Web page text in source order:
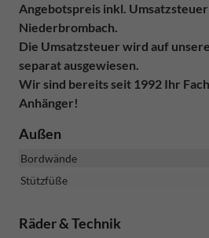
Angebotspreis inkl.
Niederbrombach.
Die Umsatzsteuer wird auf
separat ausgewiesen.
Wir sind bereits seit 1992 Ihr
Anhänger!
Außen
Bordwände
Stützfüße
Räder & Technik